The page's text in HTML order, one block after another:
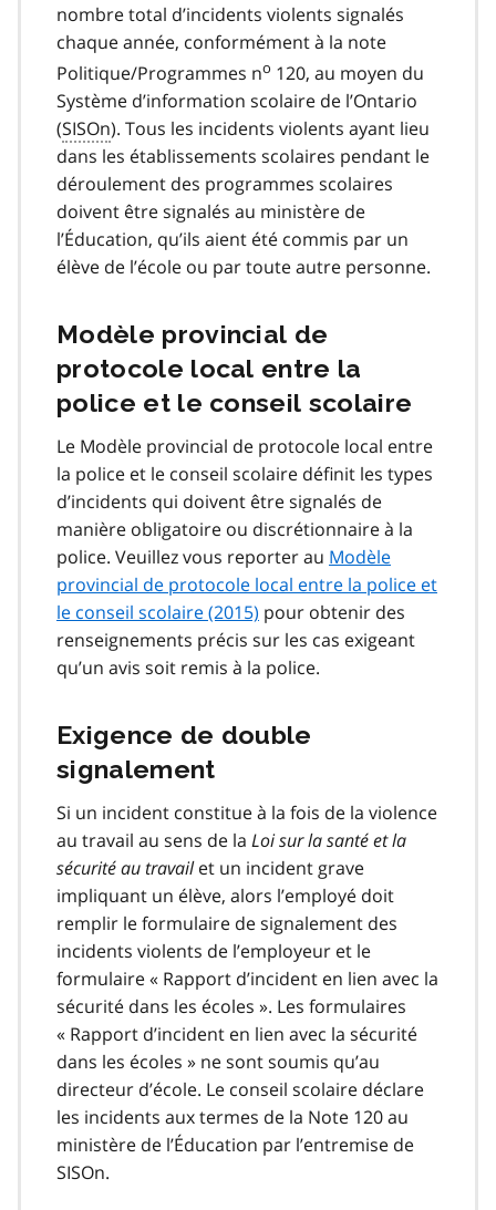
nombre total d’incidents violents signalés
chaque année, conformément à la note
Politique/Programmes no 120, au moyen du
Système d’information scolaire de l’Ontario
(SISOn). Tous les incidents violents ayant lieu
dans les établissements scolaires pendant le
déroulement des programmes scolaires
doivent être signalés au ministère de
l’Éducation, qu’ils aient été commis par un
élève de l’école ou par toute autre personne.
Modèle provincial de
protocole local entre la
police et le conseil scolaire
Le Modèle provincial de protocole local entre
la police et le conseil scolaire définit les types
d’incidents qui doivent être signalés de
manière obligatoire ou discrétionnaire à la
police. Veuillez vous reporter au Modèle
provincial de protocole local entre la police et
le conseil scolaire (2015) pour obtenir des
renseignements précis sur les cas exigeant
qu’un avis soit remis à la police.
Exigence de double
signalement
Si un incident constitue à la fois de la violence
au travail au sens de la Loi sur la santé et la
sécurité au travailet un incident grave
impliquant un élève, alors l’employé doit
remplir le formulaire de signalement des
incidents violents de l’employeur et le
formulaire « Rapport d’incident en lien avec la
sécurité dans les écoles ». Les formulaires
« Rapport d’incident en lien avec la sécurité
dans les écoles » ne sont soumis qu’au
directeur d’école. Le conseil scolaire déclare
les incidents aux termes de la Note 120 au
ministère de l’Éducation par l’entremise de
SISOn.